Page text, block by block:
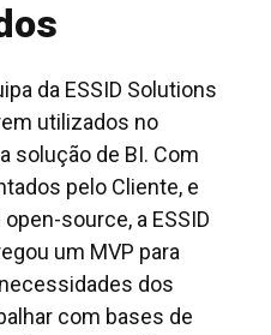
da ESSID Solutions
utilizados no
solução de BI. Com
pelo Cliente, e
source, a ESSID
um MVP para
dos
com bases de